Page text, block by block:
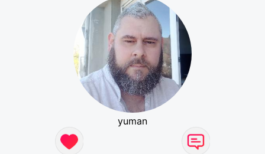
yuman